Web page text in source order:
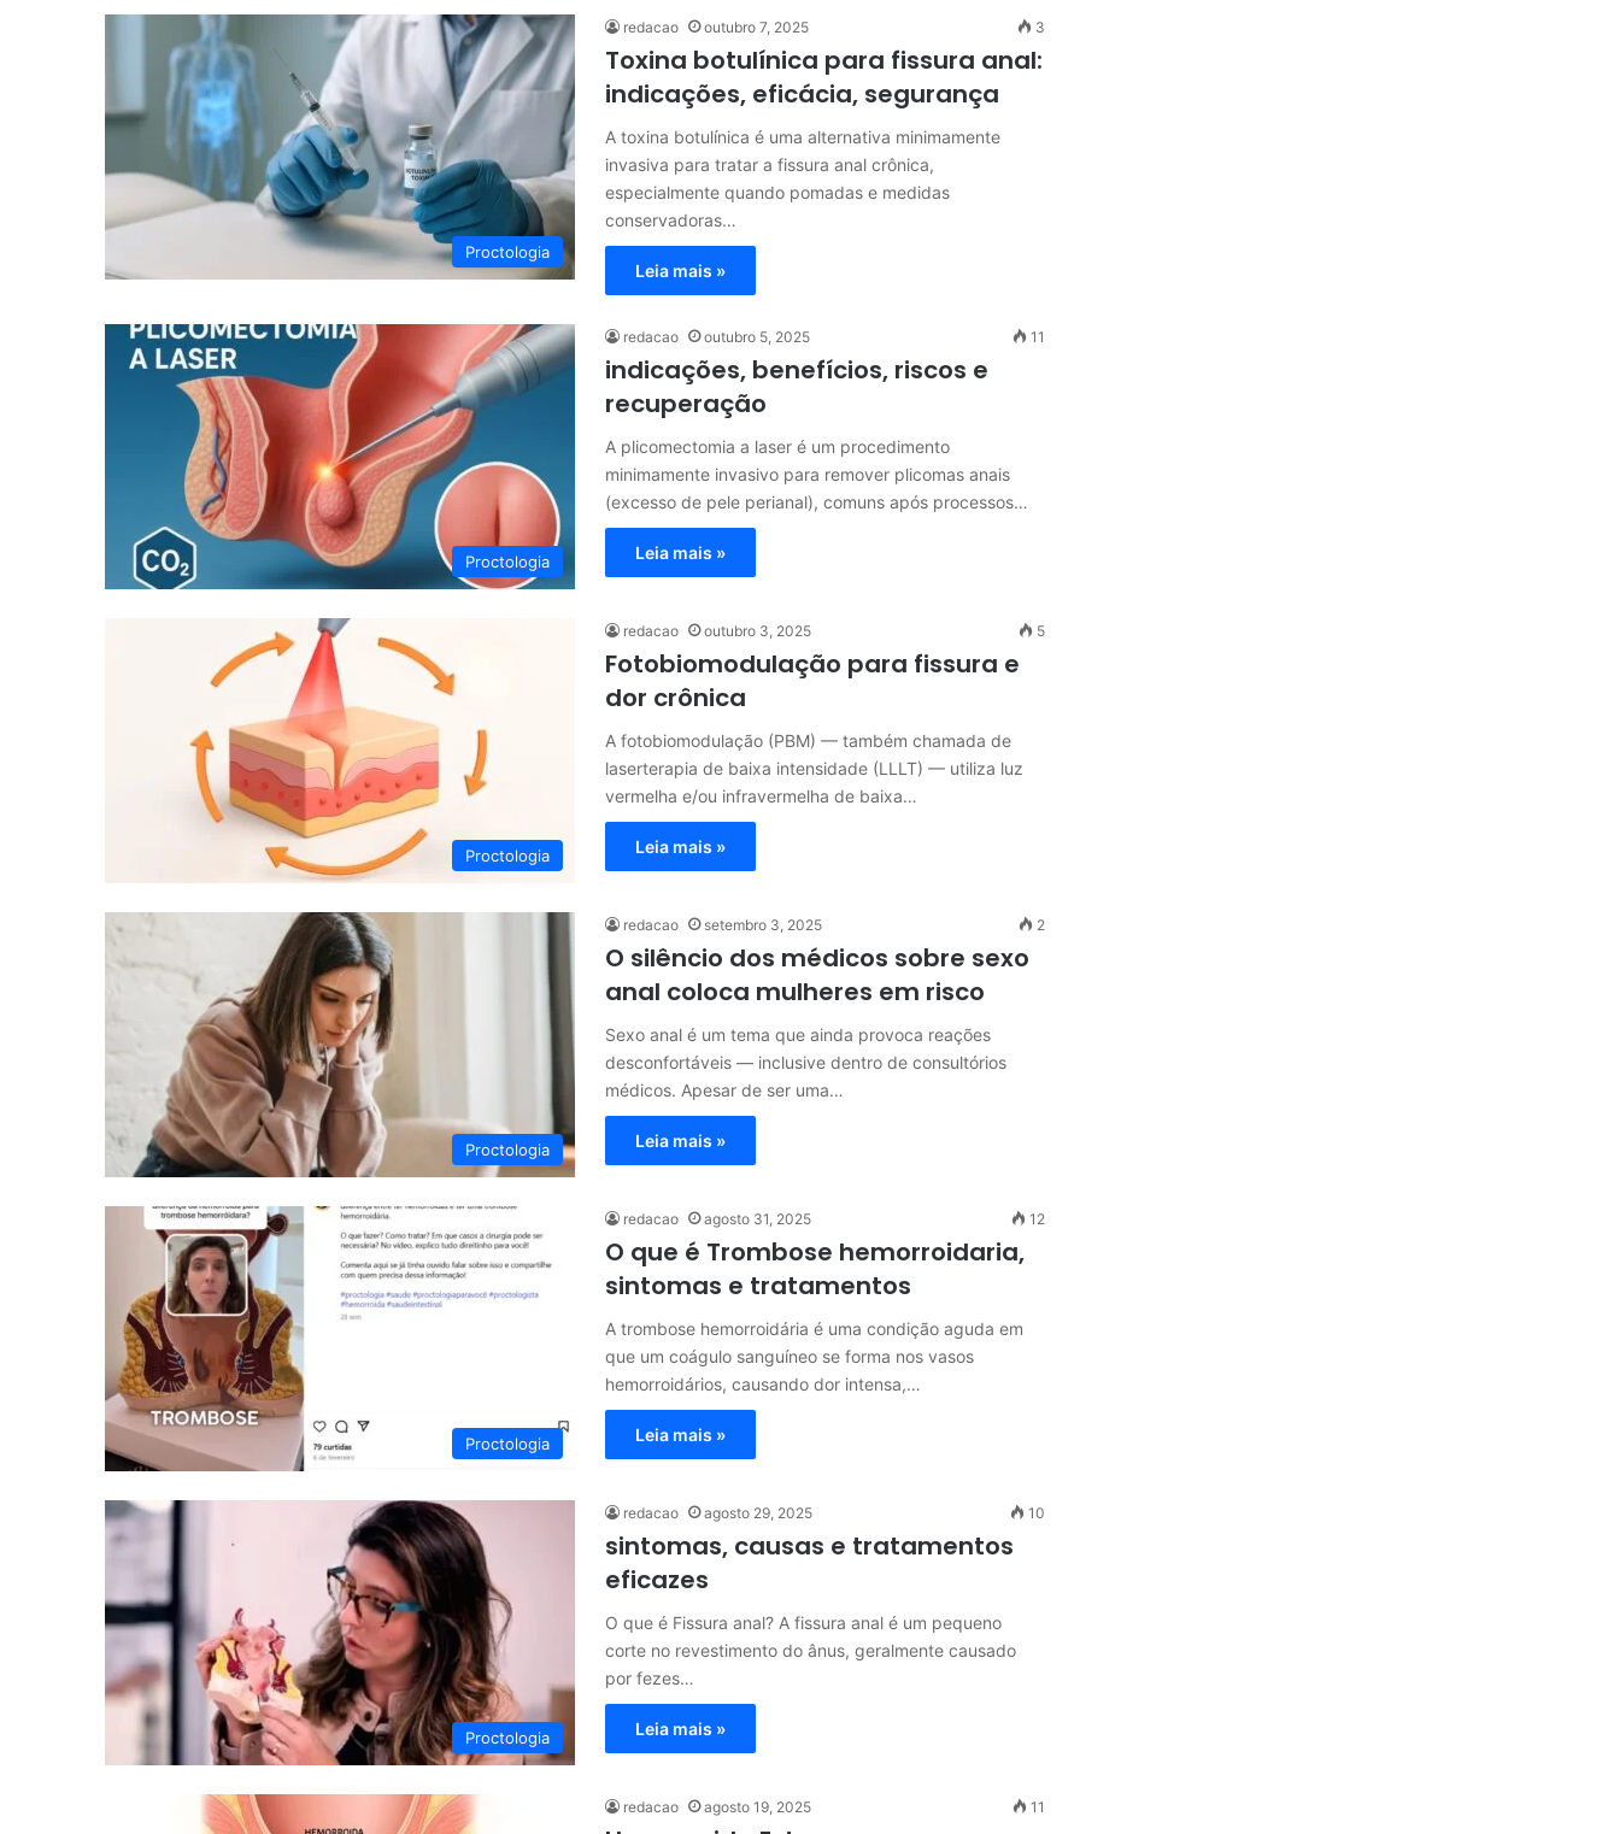
Proctologia
redacao outubro 7, 2025 3
Toxina botulínica para fissura anal:
indicações, eficácia, segurança
A toxina botulínica é uma alternativa minimamente
invasiva para tratar a fissura anal crônica,
especialmente quando pomadas e medidas
conservadoras…
Leia mais »
Proctologia
redacao outubro 5, 2025 11
indicações, benefícios, riscos e
recuperação
A plicomectomia a laser é um procedimento
minimamente invasivo para remover plicomas anais
(excesso de pele perianal), comuns após processos…
Leia mais »
Proctologia
redacao outubro 3, 2025 5
Fotobiomodulação para fissura e
dor crônica
A fotobiomodulação (PBM) — também chamada de
laserterapia de baixa intensidade (LLLT) — utiliza luz
vermelha e/ou infravermelha de baixa…
Leia mais »
Proctologia
redacao setembro 3, 2025 2
O silêncio dos médicos sobre sexo
anal coloca mulheres em risco
Sexo anal é um tema que ainda provoca reações
desconfortáveis — inclusive dentro de consultórios
médicos. Apesar de ser uma…
Leia mais »
Proctologia
redacao agosto 31, 2025 12
O que é Trombose hemorroidaria,
sintomas e tratamentos
A trombose hemorroidária é uma condição aguda em
que um coágulo sanguíneo se forma nos vasos
hemorroidários, causando dor intensa,…
Leia mais »
Proctologia
redacao agosto 29, 2025 10
sintomas, causas e tratamentos
eficazes
O que é Fissura anal? A fissura anal é um pequeno
corte no revestimento do ânus, geralmente causado
por fezes…
Leia mais »
redacao agosto 19, 2025 11